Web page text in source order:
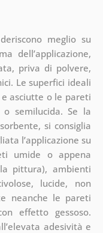
meglio su
dell’applicazione,
priva di polvere,
Le superfici ideali
asciutte o le pareti
semilucida. Se la
si consiglia
l’applicazione su
umide o appena
pittura), ambienti
lucide, non
neanche le pareti
effetto gessoso.
adesività e